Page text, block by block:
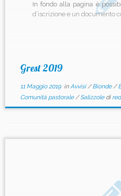
In fondo alla pagina è
d’iscrizione e un documento
Grest 2019
11 Maggio 2019inAvvisi/Bionde/
Comunità pastorale/Salizzole di